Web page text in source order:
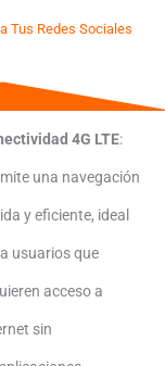
Tus Redes Sociales
4G LTE:
una navegación
y eficiente, ideal
usuarios que
acceso a
sin